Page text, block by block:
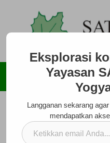
Eksplorasi
Yayasan
Langganan sekarang
mendapatkan
Ketikkan
email